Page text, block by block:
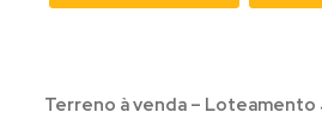
Terreno à venda –